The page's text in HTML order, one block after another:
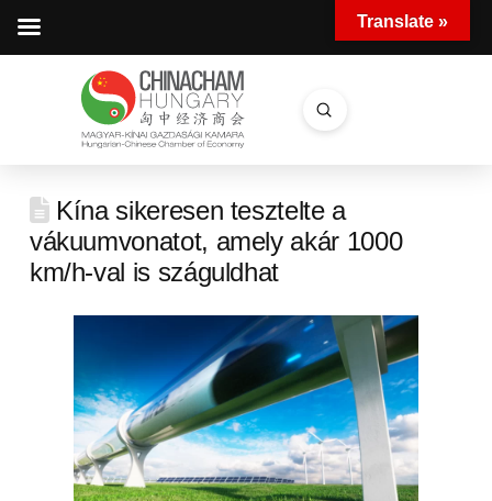
Search
Submit
Kína sikeresen tesztelte a
vákuumvonatot, amely akár 1000
km/h-val is száguldhat
Translate »